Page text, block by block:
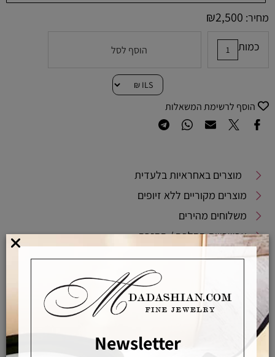
מחיר: ₪2,500
כמות הוסף לסל
הוסף לרשימת המשאלות
מוצרים באחראיות בלעדית
מוצרים מקוריים ללא זיופים
משלוחים מהירים
אפשרויות החלפה / החזרה
רכישה מאובטחת
אחראיות בלעדית משלוחים מהירים רכישה מאובטחת
Newsletter